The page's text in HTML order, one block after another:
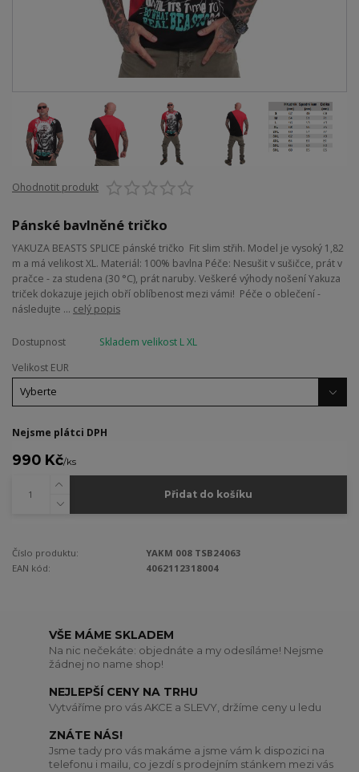
Ohodnotit produkt
Pánské bavlněné tričko
YAKUZA BEASTS SPLICE pánské tričko Fit slim střih. Model je vysoký 1,82
m a má velikost XL. Materiál: 100% bavlna Péče: Nesušit v sušičce, prát v
pračce - za studena (30 °C), prát naruby. Veškeré výhody nošení Yakuza
triček dokazuje jejich obří oblíbenost mezi vámi! Péče o oblečení -
následujte ... celý popis
Dostupnost
Skladem velikost L XL
Velikost EUR
Nejsme plátci DPH
990 Kč/ks
Přidat do košíku
Číslo produktu:
YAKM 008 TSB24063
EAN kód:
4062112318004
VŠE MÁME SKLADEM
Na nic nečekáte: objednáte a my odesíláme! Nejsme
žádnej no name shop!
NEJLEPŠÍ CENY NA TRHU
Vytváříme pro vás AKCE a SLEVY, držíme ceny u ledu
ZNÁTE NÁS!
Jsme tady pro vás makáme a jsme vám k dispozici na
telefonu i mailu, co jezdí s prodejním stánkem mezi vás